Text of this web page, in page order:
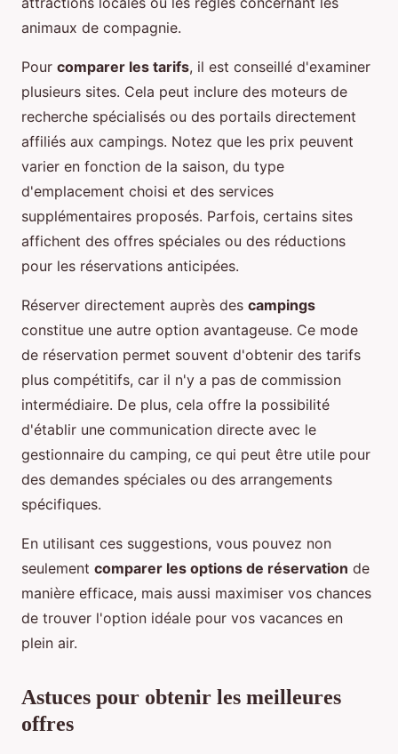
animaux de compagnie.
Pour comparer les tarifs, il est conseillé d'examiner
plusieurs sites. Cela peut inclure des moteurs de
recherche spécialisés ou des portails directement
affiliés aux campings. Notez que les prix peuvent
varier en fonction de la saison, du type
d'emplacement choisi et des services
supplémentaires proposés. Parfois, certains sites
affichent des offres spéciales ou des réductions
pour les réservations anticipées.
Réserver directement auprès des campings
constitue une autre option avantageuse. Ce mode
de réservation permet souvent d'obtenir des tarifs
plus compétitifs, car il n'y a pas de commission
intermédiaire. De plus, cela offre la possibilité
d'établir une communication directe avec le
gestionnaire du camping, ce qui peut être utile pour
des demandes spéciales ou des arrangements
spécifiques.
En utilisant ces suggestions, vous pouvez non
seulement comparer les options de réservation de
manière efficace, mais aussi maximiser vos chances
de trouver l'option idéale pour vos vacances en
plein air.
Astuces pour obtenir les meilleures
offres